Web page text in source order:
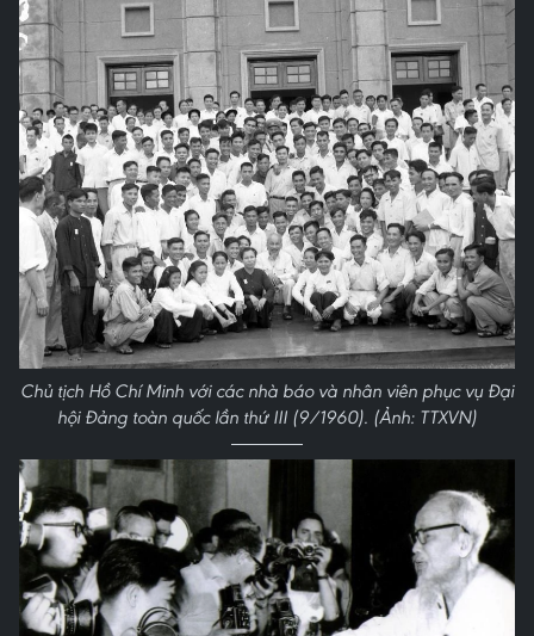
Chủ tịch Hồ Chí Minh với các nhà báo và nhân viên phục vụ Đại
hội Đảng toàn quốc lần thứ III (9/1960). (Ảnh: TTXVN)